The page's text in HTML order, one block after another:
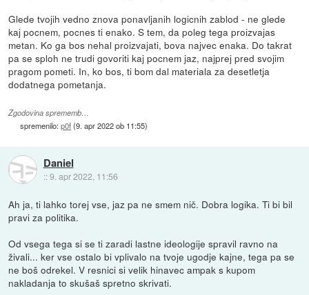
Glede tvojih vedno znova ponavljanih logicnih zablod - ne glede
kaj pocnem, pocnes ti enako. S tem, da poleg tega proizvajas
metan. Ko ga bos nehal proizvajati, bova najvec enaka. Do takrat
pa se sploh ne trudi govoriti kaj pocnem jaz, najprej pred svojim
pragom pometi. In, ko bos, ti bom dal materiala za desetletja
dodatnega pometanja.
Zgodovina sprememb…
spremenilo:p0f(9. apr 2022 ob 11:55)
Daniel
::9. apr 2022, 11:56
Ah ja, ti lahko torej vse, jaz pa ne smem nič. Dobra logika. Ti bi bil
pravi za politika.
Od vsega tega si se ti zaradi lastne ideologije spravil ravno na
živali... ker vse ostalo bi vplivalo na tvoje ugodje kajne, tega pa se
ne boš odrekel. V resnici si velik hinavec ampak s kupom
nakladanja to skušaš spretno skrivati.